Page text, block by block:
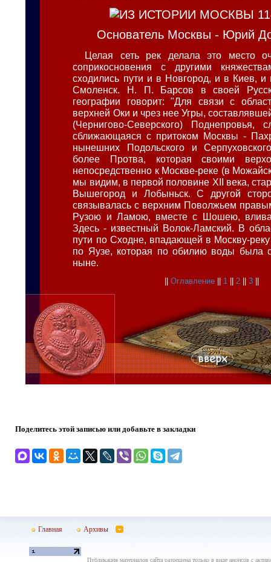
Основатель Москвы - Юрий
Целая сеть рек делала это место
соприкосновения с другими
сходились пути и в Новгород, и в Киев,
Смоленск. Н. П. Барсов в своей
географии говорит: "Для связи с
верхней Оки и чрез нее Угры,
(Чернигово-Северского) Поднепровья,
сближающаяся с притоком Москвы -
нынешних Подольского и
более Протва, которая своими
непосредственно к Москве-реке (в
мы видим, в первой половине XII века,
Вышегород и Лобыньск. С другой
связывалась с верхним Поволжьем
Рузою и Ламою, вместе с Шошею,
Здесь - известный Волок-Ламский. В
пути по Сходне, впадающей в Москву-
по Яузе, которая по обилию воды была
ныне.
||Оглавление 1 ||2 ||3
Поделитесь этой записью или добавьте в закладки
Главная Архивы
Публикация материалов сайта разрешена только в виде анонсов с